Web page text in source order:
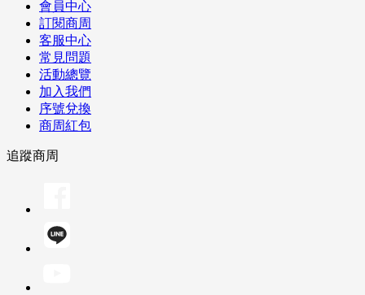
會員中心
訂閱商周
客服中心
常見問題
活動總覽
加入我們
序號兌換
商周紅包
追蹤商周